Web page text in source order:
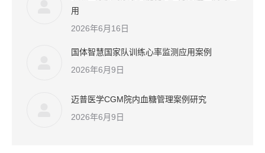
用
2026年6月16日
国体智慧国家队训练心率监测应用案例
2026年6月9日
迈普医学CGM院内血糖管理案例研究
2026年6月9日